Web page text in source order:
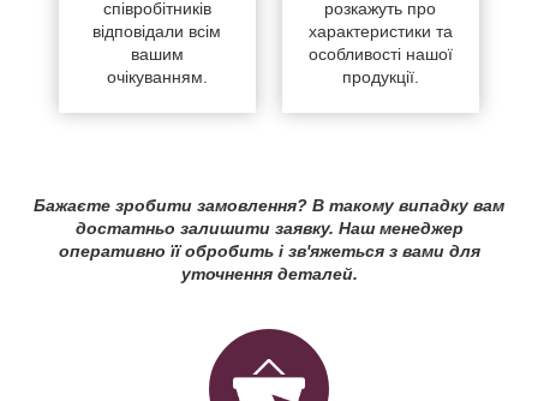
співробітників
відповідали всім
вашим
очікуванням.
розкажуть про
характеристики та
особливості нашої
продукції.
Бажаєте зробити замовлення? В такому випадку вам
достатньо залишити заявку. Наш менеджер
оперативно її обробить і зв'яжеться з вами для
уточнення деталей.